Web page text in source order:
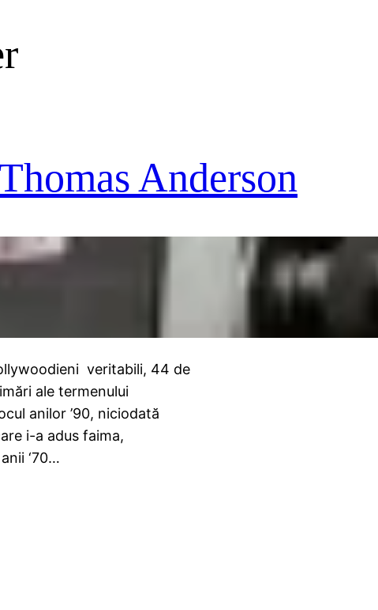
Anderson
veritabili, 44 de
ale termenului
anilor ’90, niciodată
i-a adus faima,
‘70…